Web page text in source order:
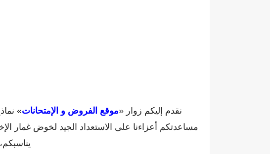
نقدم إليكم زوار «موقع الفروض و الإمتحانات»
مساعدتكم أعزاءنا على الاستعداد الجيد لخوض غمار